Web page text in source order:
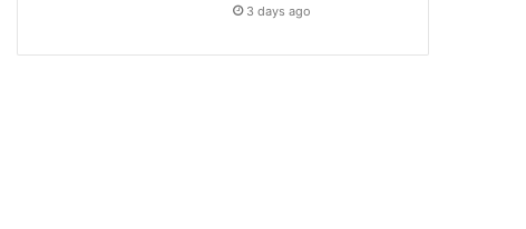
3 days ago